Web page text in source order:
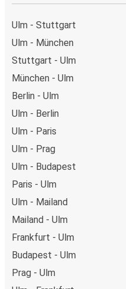
Ulm - Stuttgart
Ulm - München
Stuttgart - Ulm
München - Ulm
Berlin - Ulm
Ulm - Berlin
Ulm - Paris
Ulm - Prag
Ulm - Budapest
Paris - Ulm
Ulm - Mailand
Mailand - Ulm
Frankfurt - Ulm
Budapest - Ulm
Prag - Ulm